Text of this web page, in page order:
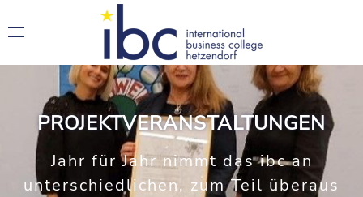
PROJEKTVERANSTALTUNGEN
Jahr für Jahr nimmt das ibc an
unterschiedlichen, zum Teil überaus